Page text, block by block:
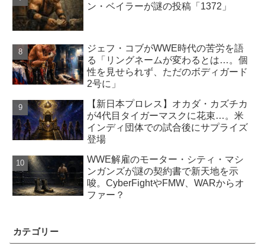
ン・ベイラーが謎の投稿「1372」
ジェフ・コブがWWE時代の苦労を語
る「リングネームが変わるとは…。個
性を見せられず、ただのボディガード
2号に」
【新日本プロレス】オカダ・カズチカ
が4代目タイガーマスクに花束…。米
インディ団体での試合後にサプライズ
登場
WWE解雇のモーター・シティ・マシ
ンガンズが謎の契約書で新天地を示
唆。CyberFightやFMW、WARからオ
ファー？
カテゴリー